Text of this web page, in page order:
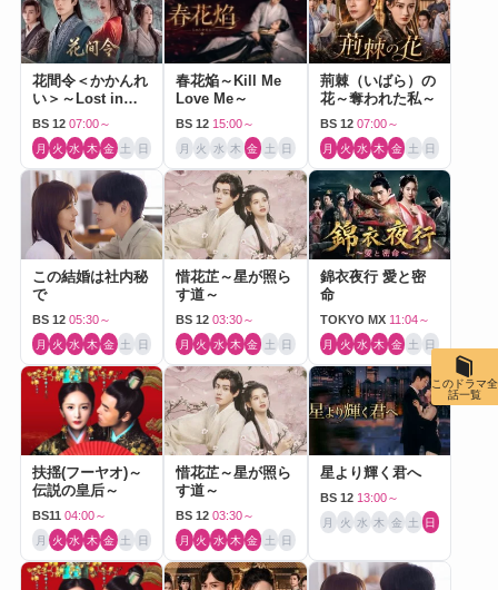
花間令＜かかんれ
い＞～Lost in
Love～
BS 12 07:00～
月 火 水 木 金 土 日
春花焔～Kill Me
Love Me～
BS 12 15:00～
月 火 水 木 金 土 日
荊棘（いばら）の
花～奪われた私～
BS 12 07:00～
月 火 水 木 金 土 日
この結婚は社内秘
で
BS 12 05:30～
月 火 水 木 金 土 日
惜花芷～星が照ら
す道～
BS 12 03:30～
月 火 水 木 金 土 日
錦衣夜行 愛と密
命
TOKYO MX 11:04～
月 火 水 木 金 土 日
扶揺(フーヤオ)～
伝説の皇后～
BS11 04:00～
月 火 水 木 金 土 日
惜花芷～星が照ら
す道～
BS 12 03:30～
月 火 水 木 金 土 日
星より輝く君へ
BS 12 13:00～
月 火 水 木 金 土 日
このドラマ全
話一覧